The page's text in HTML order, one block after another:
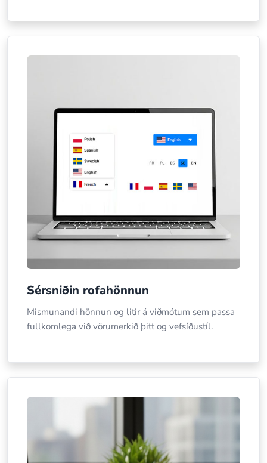
Sérsniðin rofahönnun
Mismunandi hönnun og litir á viðmótum sem passa
fullkomlega við vörumerkið þitt og vefsíðustíl.